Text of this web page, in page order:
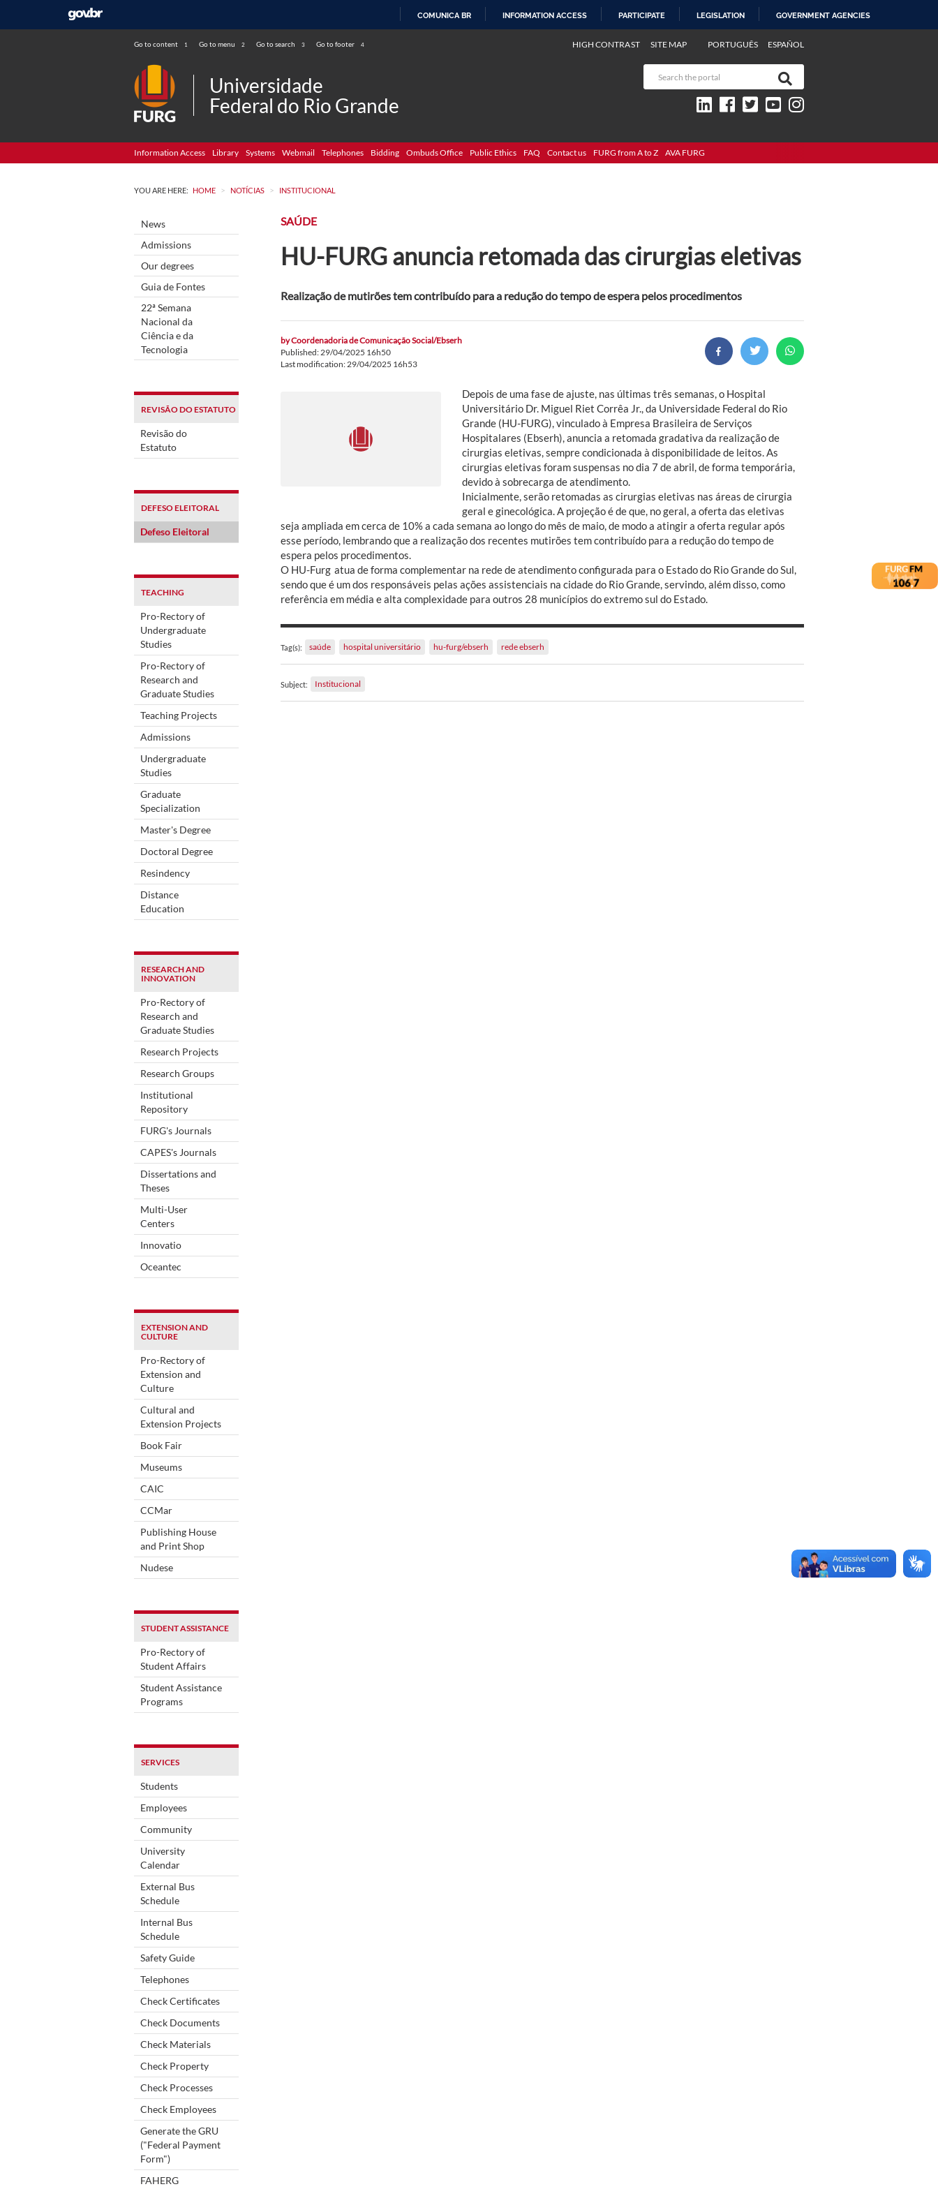
COMUNICA BR INFORMATION ACCESS PARTICIPATE LEGISLATION GOVERNMENT AGENCIES
Go to content 1 Go to menu 2 Go to search 3 Go to footer 4 PORTUGUÊS ESPAÑOL
HIGH CONTRAST SITE MAP
Universidade
Federal do Rio Grande
Information Access Library Systems Webmail Telephones Bidding Ombuds Office Public Ethics FAQ Contact us FURG from A to Z AVA FURG
YOU ARE HERE: HOME > NOTÍCIAS > INSTITUCIONAL
News
Admissions
Our degrees
Guia de Fontes
22ª Semana
Nacional da
Ciência e da
Tecnologia
REVISÃO DO ESTATUTO
Revisão do
Estatuto
DEFESO ELEITORAL
Defeso Eleitoral
TEACHING
Pro-Rectory of
Undergraduate
Studies
Pro-Rectory of
Research and
Graduate Studies
Teaching Projects
Admissions
Undergraduate
Studies
Graduate
Specialization
Master's Degree
Doctoral Degree
Resindency
Distance
Education
RESEARCH AND
INNOVATION
Pro-Rectory of
Research and
Graduate Studies
Research Projects
Research Groups
Institutional
Repository
FURG's Journals
CAPES's Journals
Dissertations and
Theses
Multi-User
Centers
Innovatio
Oceantec
EXTENSION AND
CULTURE
Pro-Rectory of
Extension and
Culture
Cultural and
Extension Projects
Book Fair
Museums
CAIC
CCMar
Publishing House
and Print Shop
Nudese
STUDENT ASSISTANCE
Pro-Rectory of
Student Affairs
Student Assistance
Programs
SERVICES
Students
Employees
Community
University
Calendar
External Bus
Schedule
Internal Bus
Schedule
Safety Guide
Telephones
Check Certificates
Check Documents
Check Materials
Check Property
Check Processes
Check Employees
Generate the GRU
("Federal Payment
Form")
FAHERG
SAÚDE
HU-FURG anuncia retomada das cirurgias eletivas
Realização de mutirões tem contribuído para a redução do tempo de espera pelos procedimentos
byCoordenadoria de Comunicação Social/Ebserh
Published: 29/04/2025 16h50
Last modification: 29/04/2025 16h53
Depois de uma fase de ajuste, nas últimas três semanas, o Hospital
Universitário Dr. Miguel Riet Corrêa Jr., da Universidade Federal do Rio
Grande (HU-FURG), vinculado à Empresa Brasileira de Serviços
Hospitalares (Ebserh), anuncia a retomada gradativa da realização de
cirurgias eletivas, sempre condicionada à disponibilidade de leitos. As
cirurgias eletivas foram suspensas no dia 7 de abril, de forma temporária,
devido à sobrecarga de atendimento.
Inicialmente, serão retomadas as cirurgias eletivas nas áreas de cirurgia
geral e ginecológica. A projeção é de que, no geral, a oferta das eletivas
seja ampliada em cerca de 10% a cada semana ao longo do mês de maio, de modo a atingir a oferta regular após
esse período, lembrando que a realização dos recentes mutirões tem contribuído para a redução do tempo de
espera pelos procedimentos.
O HU-Furg atua de forma complementar na rede de atendimento configurada para o Estado do Rio Grande do Sul,
sendo que é um dos responsáveis pelas ações assistenciais na cidade do Rio Grande, servindo, além disso, como
referência em média e alta complexidade para outros 28 municípios do extremo sul do Estado.
Tag(s): saúde hospital universitário hu-furg/ebserh rede ebserh
Subject: Institucional